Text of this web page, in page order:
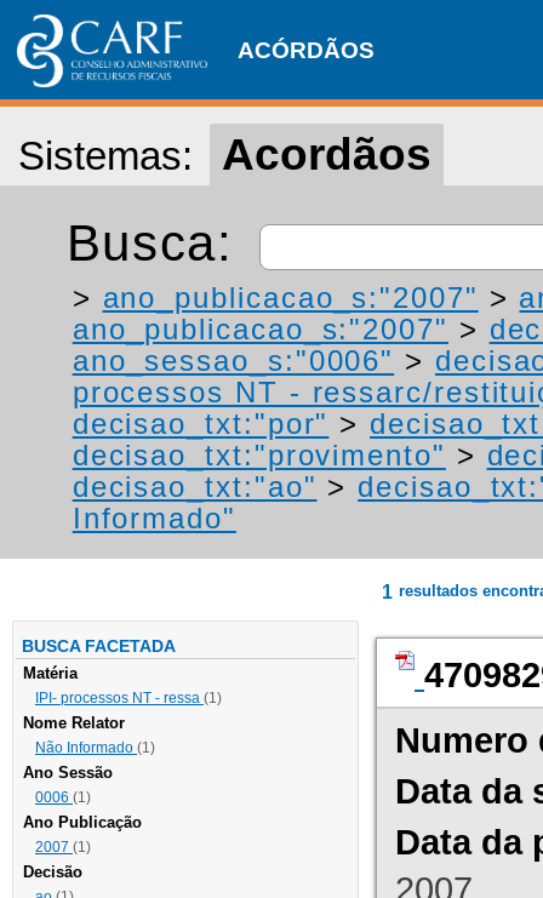
ACÓRDÃOS
Sistemas: Acordãos
Busca:
> ano_publicacao_s:"2007" >
ano_publicacao_s:"2007" >
ano_sessao_s:"0006" >
processos NT - ressarc/
decisao_txt:"por" >
decisao_txt:"provimento" >
decisao_txt:"ao" >
Informado"
BUSCA FACETADA
Matéria
IPI- processos NT - ressa (1)
Nome Relator
Não Informado (1)
Ano Sessão
0006 (1)
Ano Publicação
2007 (1)
Decisão
1 resultados
Numero
Data da
Data da
2007